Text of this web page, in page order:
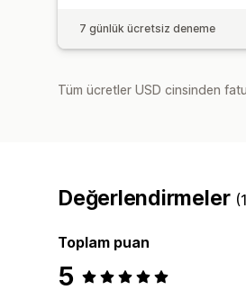
7 günlük ücretsiz deneme
Tüm ücretler USD cinsinden
Değerlendirmeler
Toplam puan
5